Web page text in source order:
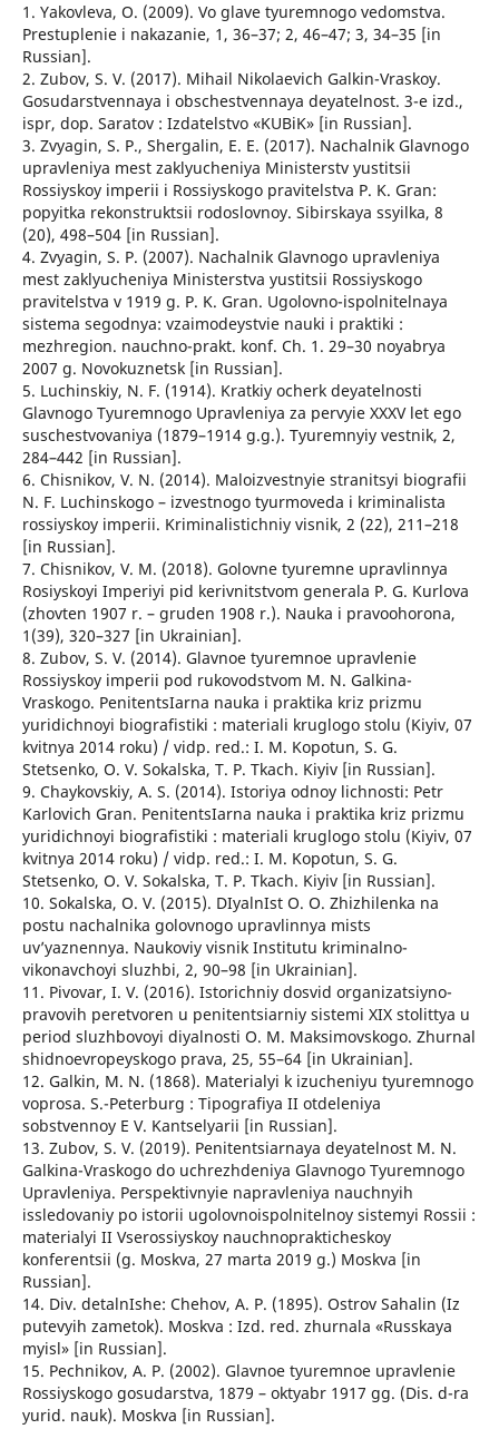
1. Yakovleva, O. (2009). Vo glave tyuremnogo vedomstva.
Prestuplenie i nakazanie, 1, 36–37; 2, 46–47; 3, 34–35 [in
Russian].
2. Zubov, S. V. (2017). Mihail Nikolaevich Galkin-Vraskoy.
Gosudarstvennaya i obschestvennaya deyatelnost. 3-e izd.,
ispr, dop. Saratov : Izdatelstvo «KUBiK» [in Russian].
3. Zvyagin, S. P., Shergalin, E. E. (2017). Nachalnik Glavnogo
upravleniya mest zaklyucheniya Ministerstv yustitsii
Rossiyskoy imperii i Rossiyskogo pravitelstva P. K. Gran:
popyitka rekonstruktsii rodoslovnoy. Sibirskaya ssyilka, 8
(20), 498–504 [in Russian].
4. Zvyagin, S. P. (2007). Nachalnik Glavnogo upravleniya
mest zaklyucheniya Ministerstva yustitsii Rossiyskogo
pravitelstva v 1919 g. P. K. Gran. Ugolovno-ispolnitelnaya
sistema segodnya: vzaimodeystvie nauki i praktiki :
mezhregion. nauchno-prakt. konf. Ch. 1. 29–30 noyabrya
2007 g. Novokuznetsk [in Russian].
5. Luchinskiy, N. F. (1914). Kratkiy ocherk deyatelnosti
Glavnogo Tyuremnogo Upravleniya za pervyie XXXV let ego
suschestvovaniya (1879–1914 g.g.). Tyuremnyiy vestnik, 2,
284–442 [in Russian].
6. Chisnikov, V. N. (2014). Maloizvestnyie stranitsyi biografii
N. F. Luchinskogo – izvestnogo tyurmoveda i kriminalista
rossiyskoy imperii. Kriminalistichniy visnik, 2 (22), 211–218
[in Russian].
7. Chisnikov, V. M. (2018). Golovne tyuremne upravlinnya
Rosiyskoyi Imperiyi pid kerivnitstvom generala P. G. Kurlova
(zhovten 1907 r. – gruden 1908 r.). Nauka i pravoohorona,
1(39), 320–327 [in Ukrainian].
8. Zubov, S. V. (2014). Glavnoe tyuremnoe upravlenie
Rossiyskoy imperii pod rukovodstvom M. N. Galkina-
Vraskogo. PenitentsIarna nauka i praktika kriz prizmu
yuridichnoyi biografistiki : materiali kruglogo stolu (Kiyiv, 07
kvitnya 2014 roku) / vidp. red.: I. M. Kopotun, S. G.
Stetsenko, O. V. Sokalska, T. P. Tkach. Kiyiv [in Russian].
9. Chaykovskiy, A. S. (2014). Istoriya odnoy lichnosti: Petr
Karlovich Gran. PenitentsIarna nauka i praktika kriz prizmu
yuridichnoyi biografistiki : materiali kruglogo stolu (Kiyiv, 07
kvitnya 2014 roku) / vidp. red.: I. M. Kopotun, S. G.
Stetsenko, O. V. Sokalska, T. P. Tkach. Kiyiv [in Russian].
10. Sokalska, O. V. (2015). DIyalnIst O. O. Zhizhilenka na
postu nachalnika golovnogo upravlinnya mists
uv’yaznennya. Naukoviy visnik Institutu kriminalno-
vikonavchoyi sluzhbi, 2, 90–98 [in Ukrainian].
11. Pivovar, I. V. (2016). Istorichniy dosvid organizatsiyno-
pravovih peretvoren u penitentsiarniy sistemi XIX stolittya u
period sluzhbovoyi diyalnosti O. M. Maksimovskogo. Zhurnal
shidnoevropeyskogo prava, 25, 55–64 [in Ukrainian].
12. Galkin, M. N. (1868). Materialyi k izucheniyu tyuremnogo
voprosa. S.-Peterburg : Tipografiya II otdeleniya
sobstvennoy E V. Kantselyarii [in Russian].
13. Zubov, S. V. (2019). Penitentsiarnaya deyatelnost M. N.
Galkina-Vraskogo do uchrezhdeniya Glavnogo Tyuremnogo
Upravleniya. Perspektivnyie napravleniya nauchnyih
issledovaniy po istorii ugolovnoispolnitelnoy sistemyi Rossii :
materialyi II Vserossiyskoy nauchnoprakticheskoy
konferentsii (g. Moskva, 27 marta 2019 g.) Moskva [in
Russian].
14. Div. detalnIshe: Chehov, A. P. (1895). Ostrov Sahalin (Iz
putevyih zametok). Moskva : Izd. red. zhurnala «Russkaya
myisl» [in Russian].
15. Pechnikov, A. P. (2002). Glavnoe tyuremnoe upravlenie
Rossiyskogo gosudarstva, 1879 – oktyabr 1917 gg. (Dis. d-ra
yurid. nauk). Moskva [in Russian].